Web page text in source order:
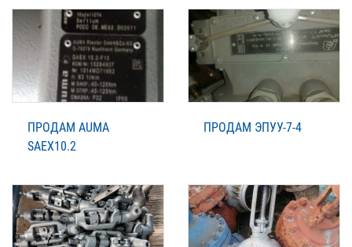
ПРОДАМ AUMA
SAEX10.2
ПРОДАМ ЭПУУ-7-4